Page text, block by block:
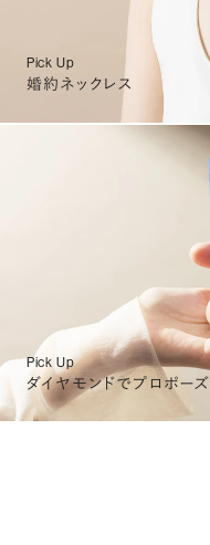
Pick Up
婚約ネックレス
Pick Up
ダイヤモンドでプロポーズ